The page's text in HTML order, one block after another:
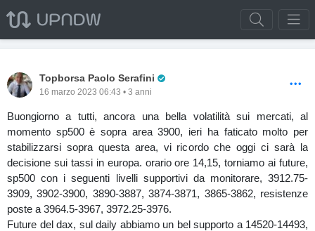
Topborsa Paolo Serafini
16 marzo 2023 06:43 • 3 anni
Buongiorno a tutti, ancora una bella volatilità sui mercati, al
momento sp500 è sopra area 3900, ieri ha faticato molto per
stabilizzarsi sopra questa area, vi ricordo che oggi ci sarà la
decisione sui tassi in europa. orario ore 14,15, torniamo ai future,
sp500 con i seguenti livelli supportivi da monitorare, 3912.75-
3909, 3902-3900, 3890-3887, 3874-3871, 3865-3862, resistenze
poste a 3964.5-3967, 3972.25-3976.
Future del dax, sul daily abbiamo un bel supporto a 14520-14493,